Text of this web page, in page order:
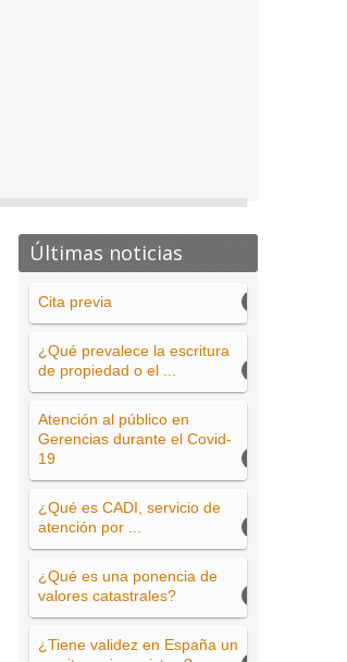
Últimas noticias
Cita previa
¿Qué prevalece la escritura
de propiedad o el ...
Atención al público en
Gerencias durante el Covid-
19
¿Qué es CADI, servicio de
atención por ...
¿Qué es una ponencia de
valores catastrales?
¿Tiene validez en España un